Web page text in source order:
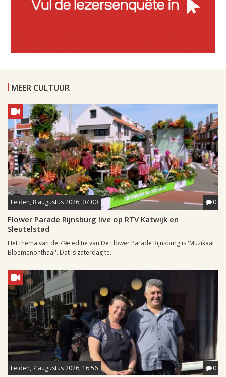
MEER CULTUUR
Leiden, 8 augustus 2026, 07:00 0
Flower Parade Rijnsburg live op RTV Katwijk en
Sleutelstad
Het thema van de 79e editie van De Flower Parade Rijnsburg is 'Muzikaal
Bloemenonthaal'. Dat is zaterdag te...
Leiden, 7 augustus 2026, 16:56 0